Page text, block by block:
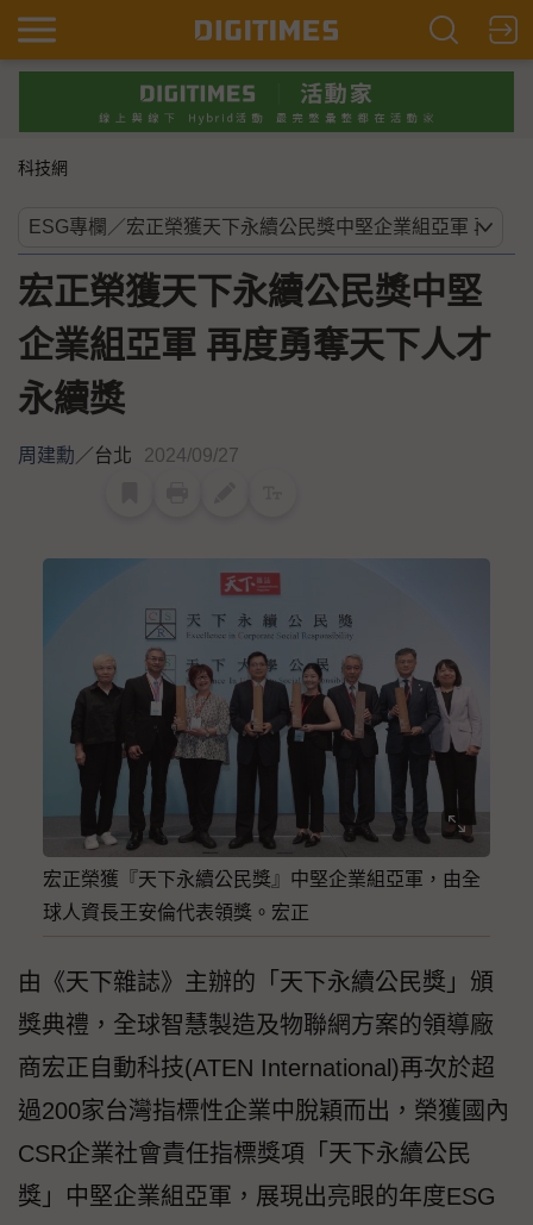
科技網
宏正榮獲天下永續公民獎中堅
企業組亞軍 再度勇奪天下人才
永續獎
周建勳／台北 2024/09/27
宏正榮獲『天下永續公民獎』中堅企業組亞軍，由全
球人資長王安倫代表領獎。宏正
由《天下雜誌》主辦的「天下永續公民獎」頒
獎典禮，全球智慧製造及物聯網方案的領導廠
商宏正自動科技(ATEN International)再次於超
過200家台灣指標性企業中脫穎而出，榮獲國內
CSR企業社會責任指標獎項「天下永續公民
獎」中堅企業組亞軍，展現出亮眼的年度ESG